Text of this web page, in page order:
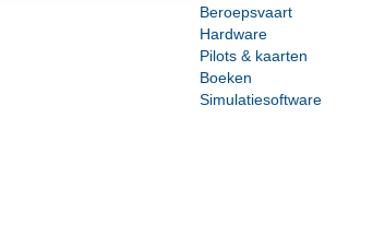
Beroepsvaart
Hardware
Pilots & kaarten
Boeken
Simulatiesoftware